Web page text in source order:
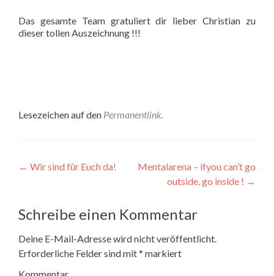
Das gesamte Team gratuliert dir lieber Christian zu
dieser tollen Auszeichnung !!!
Lesezeichen auf den Permanentlink.
Beitrags-
← Wir sind für Euch da!
Mentalarena – ifyou can’t go
outside, go inside ! →
Schreibe einen Kommentar
Deine E-Mail-Adresse wird nicht veröffentlicht.
Erforderliche Felder sind mit* markiert